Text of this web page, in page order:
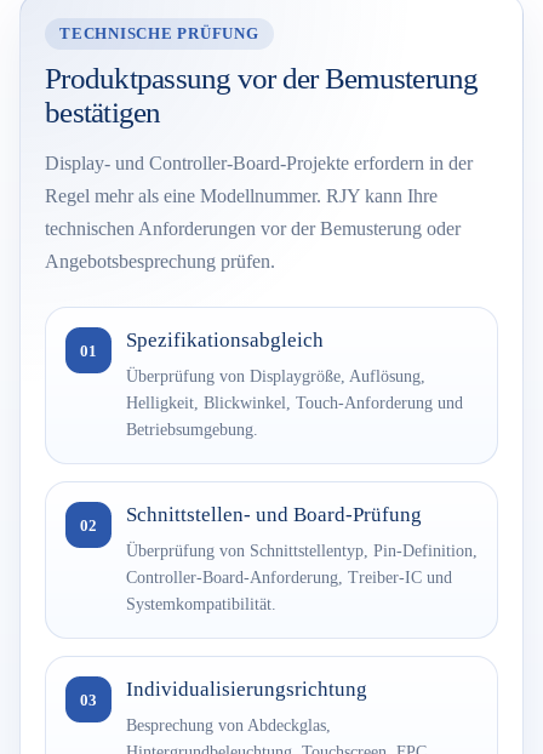
TECHNISCHE PRÜFUNG
Produktpassung vor der Bemusterung
bestätigen
Display- und Controller-Board-Projekte erfordern in der
Regel mehr als eine Modellnummer. RJY kann Ihre
technischen Anforderungen vor der Bemusterung oder
Angebotsbesprechung prüfen.
01 Spezifikationsabgleich
Überprüfung von Displaygröße, Auflösung,
Helligkeit, Blickwinkel, Touch-Anforderung und
Betriebsumgebung.
02 Schnittstellen- und Board-Prüfung
Überprüfung von Schnittstellentyp, Pin-Definition,
Controller-Board-Anforderung, Treiber-IC und
Systemkompatibilität.
03 Individualisierungsrichtung
Besprechung von Abdeckglas,